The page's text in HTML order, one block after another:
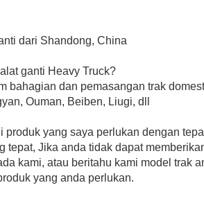
dari Shandong, China
ganti Heavy Truck?
bahagian dan pemasangan trak
Ouman, Beiben, Liugi, dll
yang saya perlukan dengan
tepat, Jika anda tidak dapat
kami, atau beritahu kami model trak
yang anda perlukan.